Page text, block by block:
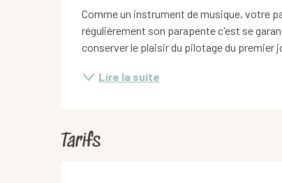
Comme un instrument de musique, votre
régulièrement son parapente c'est se
conserver le plaisir du pilotage du premier
Lire la suite
Tarifs